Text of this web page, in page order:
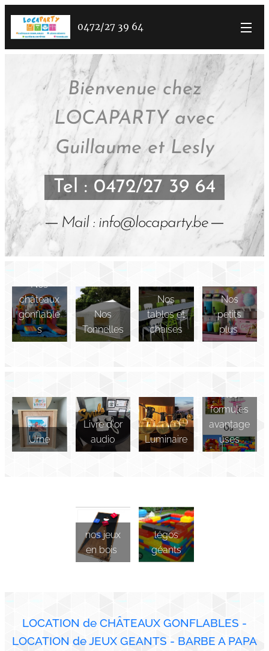
0472/27 39 64
Bienvenue chez
LOCAPARTY avec
Guillaume et Lesly
Tel : 0472/27 39 64
Mail : info@locaparty.be
Nos
châteaux
gonflable
s
Nos
Tonnelles
Nos
tables et
chaises
Nos
petits
plus
Urne
Livre d'or
audio
Luminaire
Nos
formules
avantage
uses
nos jeux
en bois
légos
géants
LOCATION de CHÂTEAUX GONFLABLES -
LOCATION de JEUX GEANTS - BARBE A PAPA